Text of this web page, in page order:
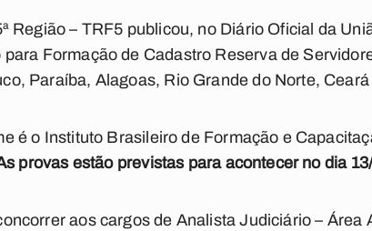
Região – TRF5 publicou, no Diário Oficial da
Formação de Cadastro Reserva de
Paraíba, Alagoas, Rio Grande do Norte,
é o Instituto Brasileiro de Formação e
provas estão previstas para acontecer no dia
aos cargos de Analista Judiciário – Área